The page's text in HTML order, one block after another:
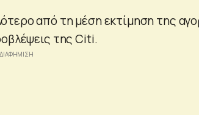
από τη μέση εκτίμηση της
της Citi.